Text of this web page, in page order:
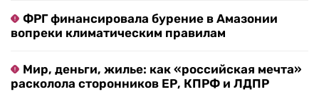
ФРГ финансировала бурение в Амазонии
вопреки климатическим правилам
Мир, деньги, жилье: как «российская мечта»
расколола сторонников ЕР, КПРФ и ЛДПР